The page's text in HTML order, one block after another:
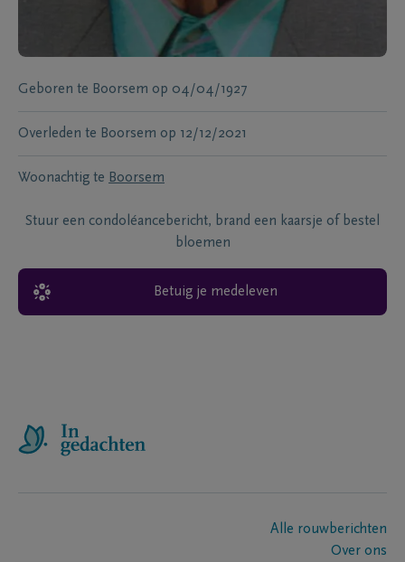
Geboren te Boorsem op 04/04/1927
Overleden te Boorsem op 12/12/2021
Woonachtig te Boorsem
Stuur een condoléancebericht, brand een kaarsje of bestel
bloemen
Betuig je medeleven
Alle rouwberichten
Over ons